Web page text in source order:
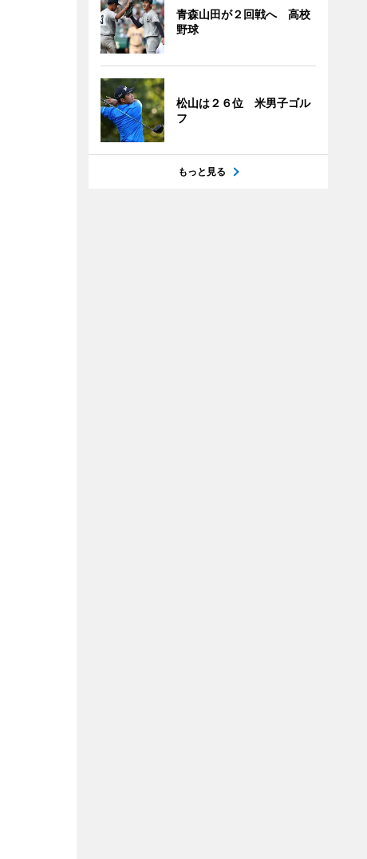
青森山田が２回戦へ 高校
野球
松山は２６位 米男子ゴル
フ
もっと見る